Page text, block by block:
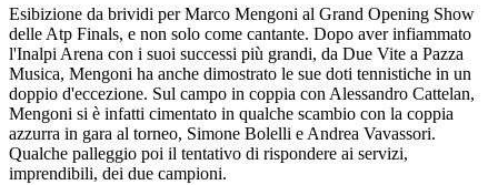
Esibizione da brividi per Marco Mengoni al Grand Opening Show
delle Atp Finals, e non solo come cantante. Dopo aver infiammato
l'Inalpi Arena con i suoi successi più grandi, da Due Vite a Pazza
Musica, Mengoni ha anche dimostrato le sue doti tennistiche in un
doppio d'eccezione. Sul campo in coppia con Alessandro Cattelan,
Mengoni si è infatti cimentato in qualche scambio con la coppia
azzurra in gara al torneo, Simone Bolelli e Andrea Vavassori.
Qualche palleggio poi il tentativo di rispondere ai servizi,
imprendibili, dei due campioni.